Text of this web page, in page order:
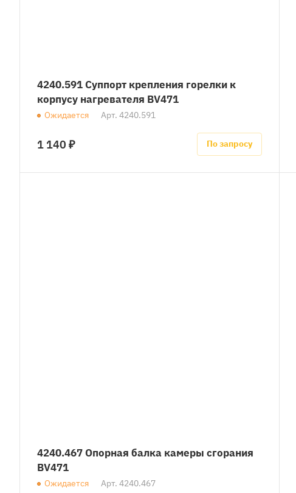
4240.591 Суппорт крепления горелки к
корпусу нагревателя BV471
Ожидается Арт. 4240.591
1 140 ₽ По запросу
4240.467 Опорная балка камеры сгорания
BV471
Ожидается Арт. 4240.467